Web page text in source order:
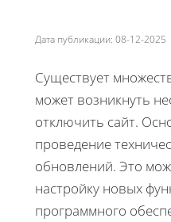
Дата публикации: 08-12-
Существует
может возникнуть
отключить сайт.
проведение
обновлений. Это
настройку новых
программного